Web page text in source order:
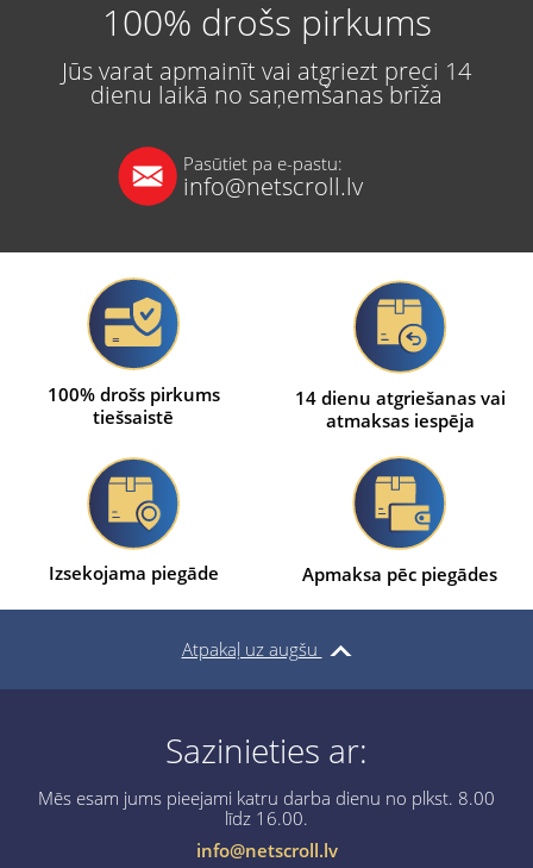
100% drošs pirkums
Jūs varat apmainīt vai atgriezt preci 14
dienu laikā no saņemšanas brīža
Pasūtiet pa e-pastu:
info@netscroll.lv
100% drošs pirkums
tiešsaistē
14 dienu atgriešanas vai
atmaksas iespēja
Izsekojama piegāde Apmaksa pēc piegādes
Atpakaļ uz augšu
Sazinieties ar:
Mēs esam jums pieejami katru darba dienu no plkst. 8.00
līdz 16.00.
info@netscroll.lv